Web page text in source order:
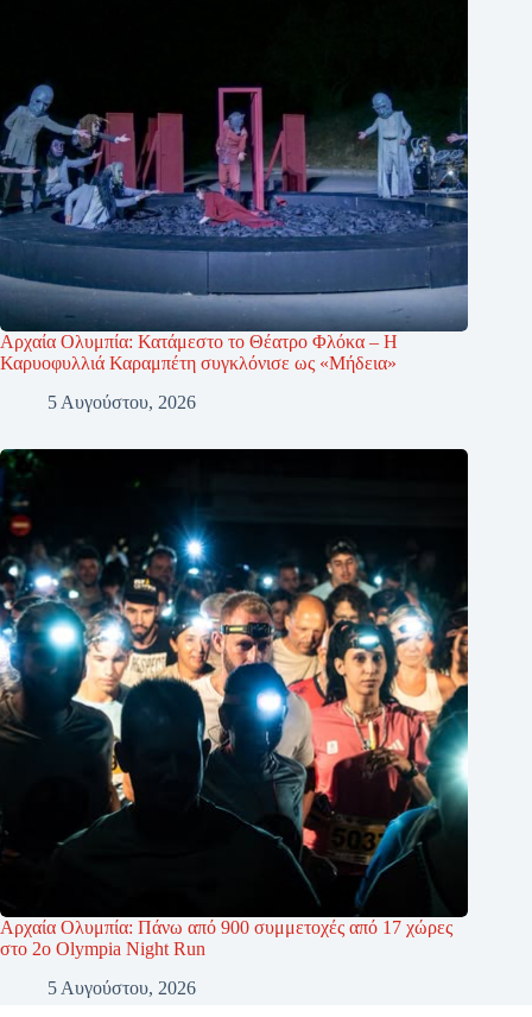
Αρχαία Ολυμπία: Κατάμεστο το Θέατρο Φλόκα – Η
Καρυοφυλλιά Καραμπέτη συγκλόνισε ως «Μήδεια»
5 Αυγούστου, 2026
Αρχαία Ολυμπία: Πάνω από 900 συμμετοχές από 17 χώρες
στο 2ο Olympia Night Run
5 Αυγούστου, 2026